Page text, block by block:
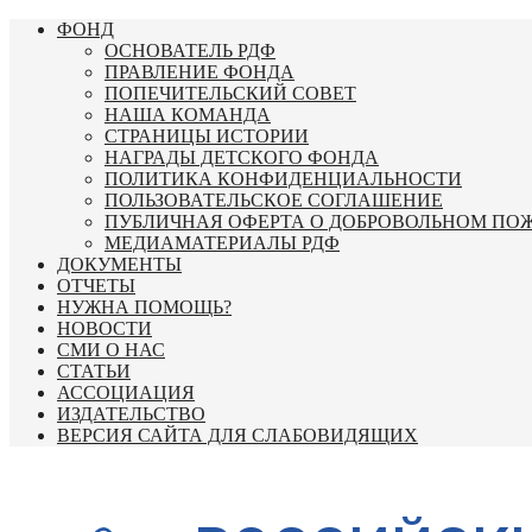
Перейти
содержимому
ФОНД
ОСНОВАТЕЛЬ РДФ
ПРАВЛЕНИЕ ФОНДА
ПОПЕЧИТЕЛЬСКИЙ СОВЕТ
НАША КОМАНДА
СТРАНИЦЫ ИСТОРИИ
НАГРАДЫ ДЕТСКОГО ФОНДА
ПОЛИТИКА КОНФИДЕНЦИАЛЬНОСТИ
ПОЛЬЗОВАТЕЛЬСКОЕ СОГЛАШЕНИЕ
ПУБЛИЧНАЯ ОФЕРТА О ДОБРОВОЛЬНОМ
МЕДИАМАТЕРИАЛЫ РДФ
ДОКУМЕНТЫ
ОТЧЕТЫ
НУЖНА ПОМОЩЬ?
НОВОСТИ
СМИ О НАС
СТАТЬИ
АССОЦИАЦИЯ
ИЗДАТЕЛЬСТВО
ВЕРСИЯ САЙТА ДЛЯ СЛАБОВИДЯЩИХ